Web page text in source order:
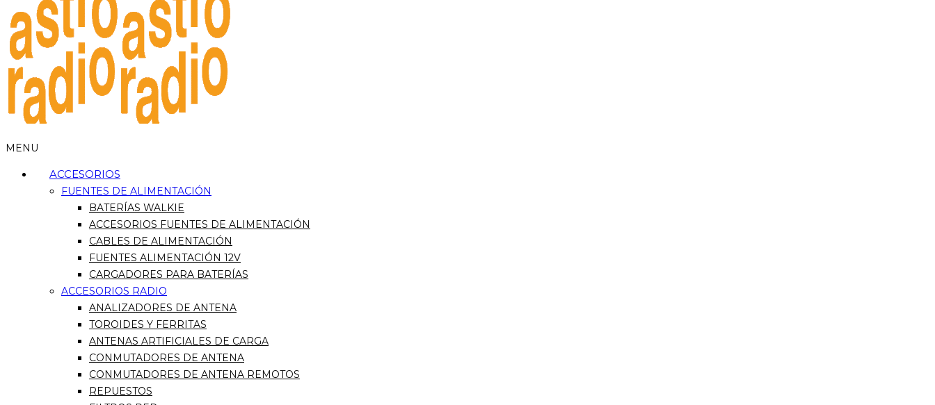
MENU
ACCESORIOS
FUENTES DE ALIMENTACIÓN
BATERÍAS WALKIE
ACCESORIOS FUENTES DE ALIMENTACIÓN
CABLES DE ALIMENTACIÓN
FUENTES ALIMENTACIÓN 12V
CARGADORES PARA BATERÍAS
ACCESORIOS RADIO
ANALIZADORES DE ANTENA
TOROIDES Y FERRITAS
ANTENAS ARTIFICIALES DE CARGA
CONMUTADORES DE ANTENA
CONMUTADORES DE ANTENA REMOTOS
REPUESTOS